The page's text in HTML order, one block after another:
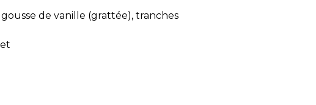
gousse de vanille (grattée), tranches